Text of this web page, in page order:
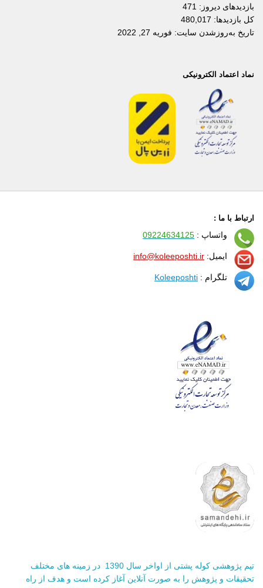
بازدیدهای دیروز: 471
کل بازدیدها: 480,017
تاریخ به‌روزشدن سایت: فوریه 27, 2022
نماد اعتماد الکترونیکی
ارتباط با ما :
واتساپ : 09224634125
ایمیل: info@koleeposhti.ir
تلگرام : Koleeposhti
تیم پژوهشی کوله پشتی از اواخر سال 1390 در زمینه های مختلف
تحقیقات و پژوهش را به صورت آنلاین آغاز کرده است و هدف از راه